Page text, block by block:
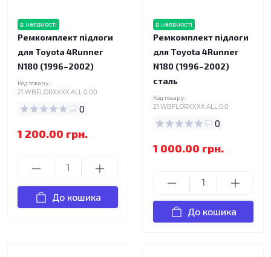
в наявності
Ремкомплект підлоги
для Toyota 4Runner
N180 (1996–2002)
Код товару:
21.WBFLORXXXX.ALL.0.00
0
1 200.00 грн.
До кошика
в наявності
Ремкомплект підлоги
для Toyota 4Runner
N180 (1996–2002)
сталь
Код товару:
21.WBFLORXXXX.ALL.0.0
0
1 000.00 грн.
До кошика